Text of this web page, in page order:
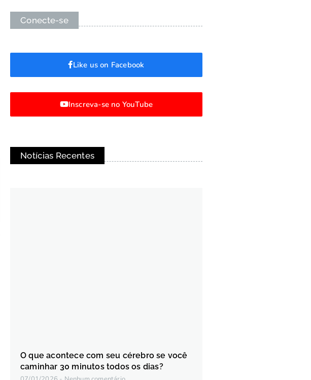
Conecte-se
Like us on Facebook
Inscreva-se no YouTube
Notícias Recentes
O que acontece com seu cérebro se você
caminhar 30 minutos todos os dias?